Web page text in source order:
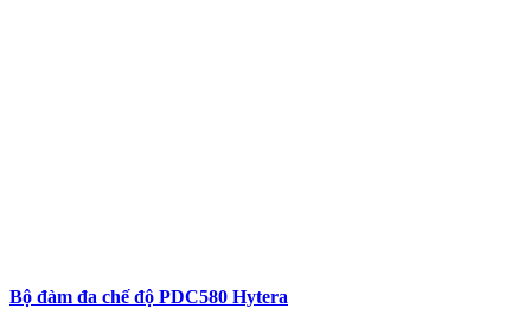
Bộ đàm đa chế độ PDC580 Hytera